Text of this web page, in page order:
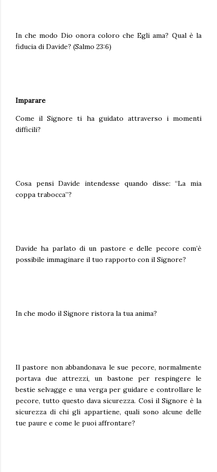
In che modo Dio onora coloro che Egli ama? Qual è la
fiducia di Davide? (Salmo 23:6)
Imparare
Come il Signore ti ha guidato attraverso i momenti
difficili?
Cosa pensi Davide intendesse quando disse: “La mia
coppa trabocca”?
Davide ha parlato di un pastore e delle pecore com’è
possibile immaginare il tuo rapporto con il Signore?
In che modo il Signore ristora la tua anima?
Il pastore non abbandonava le sue pecore, normalmente
portava due attrezzi, un bastone per respingere le
bestie selvagge e una verga per guidare e controllare le
pecore, tutto questo dava sicurezza. Così il Signore è la
sicurezza di chi gli appartiene, quali sono alcune delle
tue paure e come le puoi affrontare?